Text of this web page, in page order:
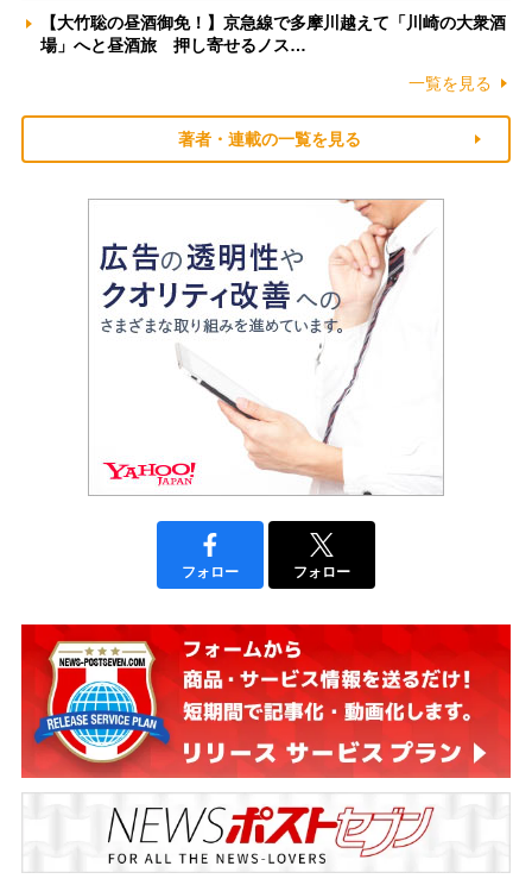
【大竹聡の昼酒御免！】京急線で多摩川越えて「川崎の大衆酒
場」へと昼酒旅 押し寄せるノス…
一覧を見る
著者・連載の一覧を見る
フォロー フォロー